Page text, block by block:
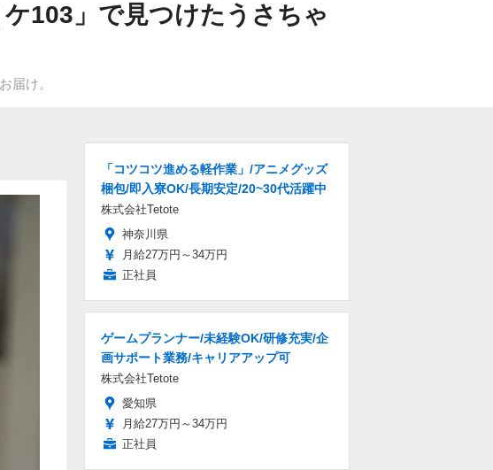
103」で見つけたうさちゃ
届け。
「コツコツ進める軽作業」/アニメグッズ
梱包/即入寮OK/長期安定/20~30代活躍中
株式会社Tetote
神奈川県
月給27万円～34万円
正社員
ゲームプランナー/未経験OK/研修充実/企
画サポート業務/キャリアアップ可
株式会社Tetote
愛知県
月給27万円～34万円
正社員